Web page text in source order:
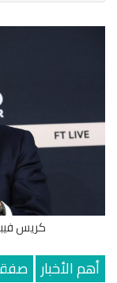
كريس
أهم الأخبار